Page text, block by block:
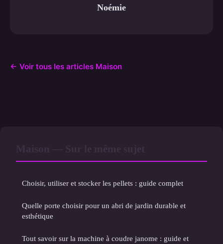
Noémie
← Voir tous les articles Maison
Choisir, utiliser et stocker les pellets : guide complet
Quelle porte choisir pour un abri de jardin durable et
esthétique
Tout savoir sur la machine à coudre janome : guide et